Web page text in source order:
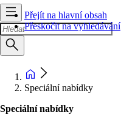
Přejít na hlavní obsah
Přeskočit na vyhledávání
Speciální nabídky
Speciální nabídky